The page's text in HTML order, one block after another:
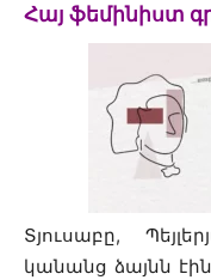
Հայ ֆեմինիստ
Տյուսաբը,
կանանց ձայնն